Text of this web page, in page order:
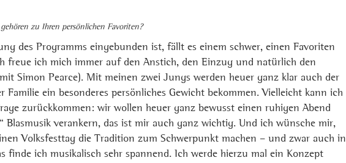
zu Ihren persönlichen Favoriten?
des Programms eingebunden ist, fällt es einem schwer, einen Favoriten
freue ich mich immer auf den Anstich, den Einzug und natürlich den
Simon Pearce). Mit meinen zwei Jungs werden heuer ganz klar auch der
Familie ein besonderes persönliches Gewicht bekommen. Vielleicht kann ich
zurückkommen: wir wollen heuer ganz bewusst einen ruhigen Abend
Blasmusik verankern, das ist mir auch ganz wichtig. Und ich wünsche mir,
Volksfesttag die Tradition zum Schwerpunkt machen – und zwar auch in
finde ich musikalisch sehr spannend. Ich werde hierzu mal ein Konzept